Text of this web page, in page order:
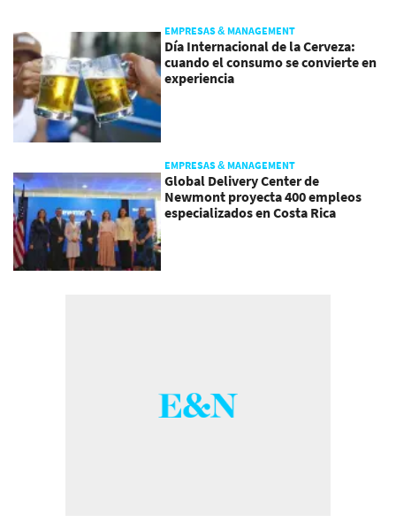
EMPRESAS & MANAGEMENT
Día Internacional de la Cerveza:
cuando el consumo se convierte en
experiencia
EMPRESAS & MANAGEMENT
Global Delivery Center de
Newmont proyecta 400 empleos
especializados en Costa Rica